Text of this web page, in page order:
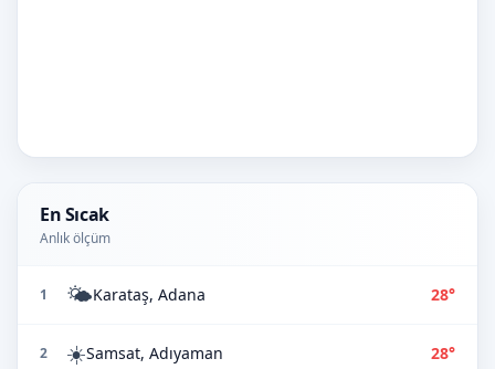
En Sıcak
Anlık ölçüm
1 🌤️Karataş, Adana 28°
2 ☀️Samsat, Adıyaman 28°